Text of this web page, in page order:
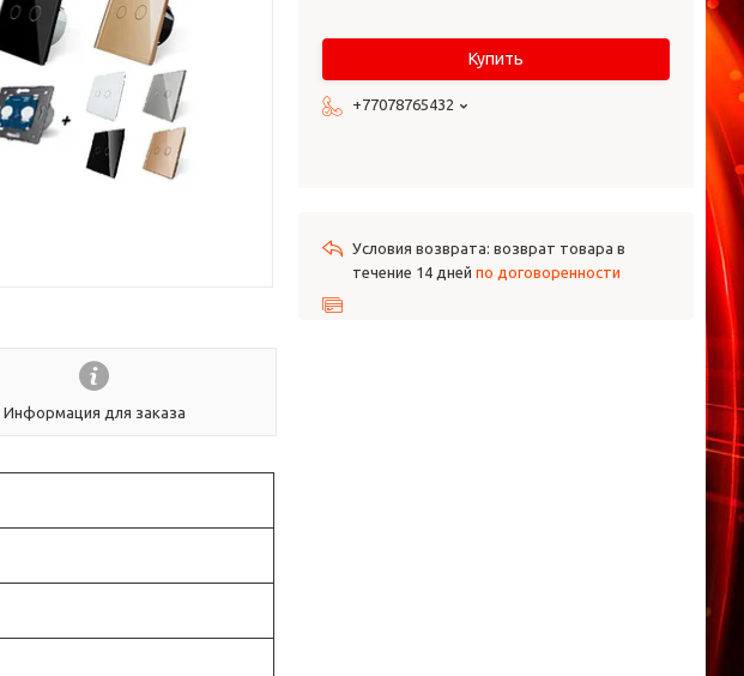
Информация для заказа
Купить
+77078765432
возврат товара в
течение 14 дней по договоренности